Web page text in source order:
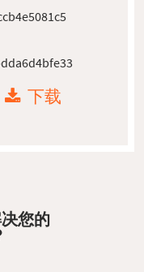
下载
您的